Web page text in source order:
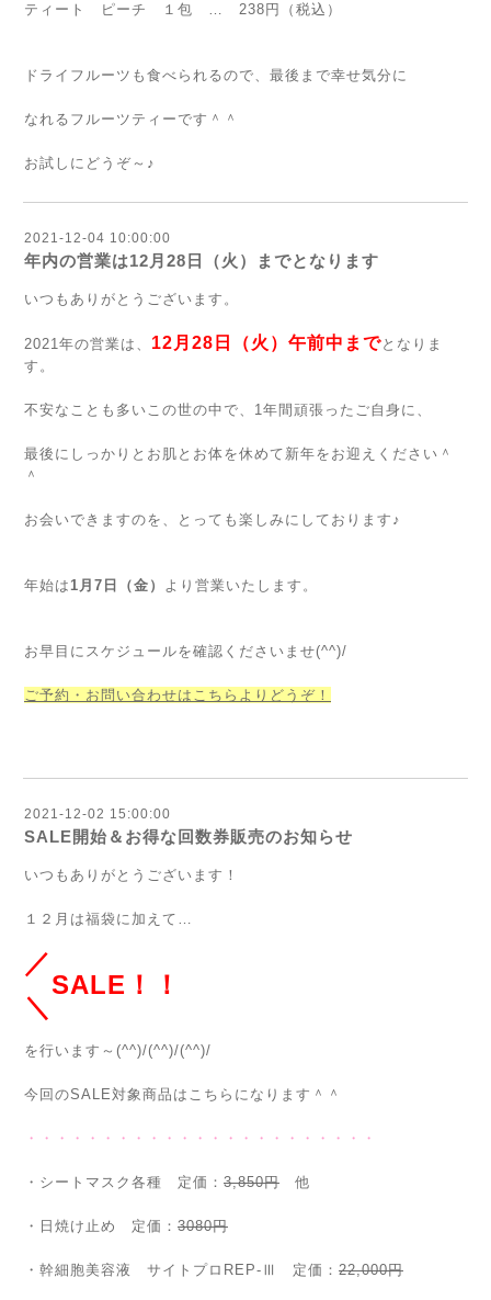
ティート ピーチ １包 … 238円（税込）
ドライフルーツも食べられるので、最後まで幸せ気分に
なれるフルーツティーです＾＾
お試しにどうぞ～♪
2021-12-04 10:00:00
年内の営業は12月28日（火）までとなります
いつもありがとうございます。
2021年の営業は、 12月28日（火）午前中までとなりま
す。
不安なことも多いこの世の中で、1年間頑張ったご自身に、
最後にしっかりとお肌とお体を休めて新年をお迎えください＾
＾
お会いできますのを、とっても楽しみにしております♪
年始は1月7日（金） より営業いたします。
お早目にスケジュールを確認くださいませ(^^)/
ご予約・お問い合わせはこちらよりどうぞ！
2021-12-02 15:00:00
SALE開始＆お得な回数券販売のお知らせ
いつもありがとうございます！
１２月は福袋に加えて…
／
SALE！！
＼
を行います～(^^)/(^^)/(^^)/
今回のSALE対象商品はこちらになります＾＾
・・・・・・・・・・・・・・・・・・・・・・・
・シートマスク各種 定価： 3,850円 他
・日焼け止め 定価： 3080円
・幹細胞美容液 サイトプロREP-Ⅲ 定価： 22,000円